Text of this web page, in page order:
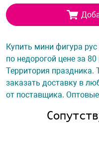
Купить мини фигура
по недорогой цене за
Территория
заказать доставку в
от поставщика.